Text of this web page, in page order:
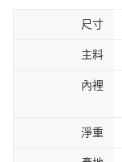
尺寸
主料
內裡
淨重